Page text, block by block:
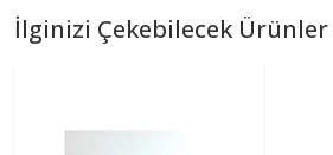
İlginizi Çekebilecek Ürünler